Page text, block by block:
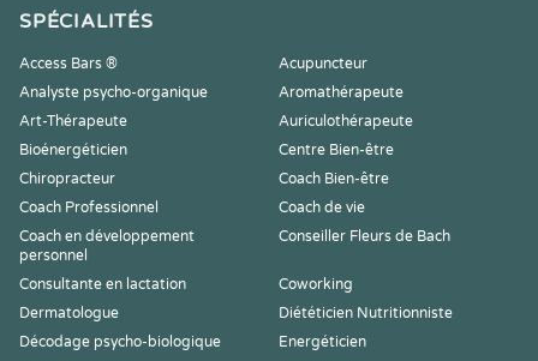
SPÉCIALITÉS
Access Bars ®
Acupuncteur
Analyste psycho-organique
Aromathérapeute
Art-Thérapeute
Auriculothérapeute
Bioénergéticien
Centre Bien-être
Chiropracteur
Coach Bien-être
Coach Professionnel
Coach de vie
Coach en développement
personnel
Conseiller Fleurs de Bach
Consultante en lactation
Coworking
Dermatologue
Diététicien Nutritionniste
Décodage psycho-biologique
Energéticien